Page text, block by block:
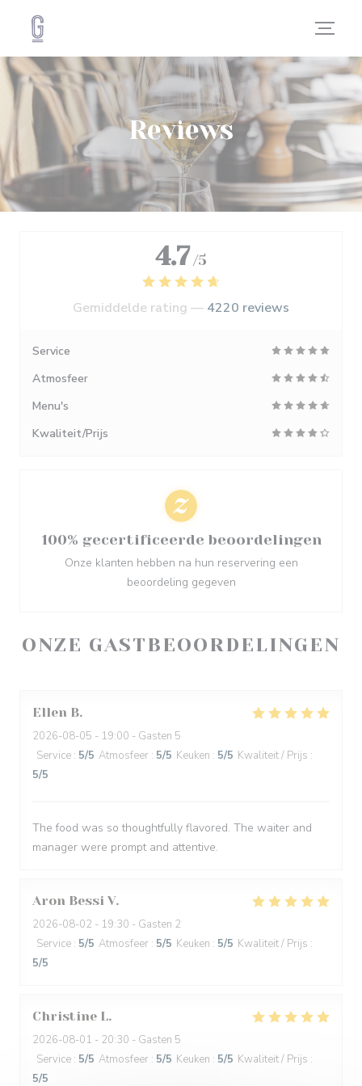
Reviews
ONZE GASTBEOORDELINGEN
Ellen B
2026-08-05 - 19:00 - Gasten 5
Service : 5/5 Atmosfeer : 5/5 Keuken : 5/5 Kwaliteit / Prijs :
5/5
The food was so thoughtfully flavored. The waiter and
manager were prompt and attentive.
Aron Bessi V
2026-08-02 - 19:30 - Gasten 2
Service : 5/5 Atmosfeer : 5/5 Keuken : 5/5 Kwaliteit / Prijs :
5/5
Christine L
2026-08-01 - 20:30 - Gasten 5
Service : 5/5 Atmosfeer : 5/5 Keuken : 5/5 Kwaliteit / Prijs :
5/5
4.7 /5
Gemiddelde rating — 4220 reviews
Service
Atmosfeer
Menu's
Kwaliteit/Prijs
100% gecertificeerde beoordelingen
Onze klanten hebben na hun reservering een
beoordeling gegeven